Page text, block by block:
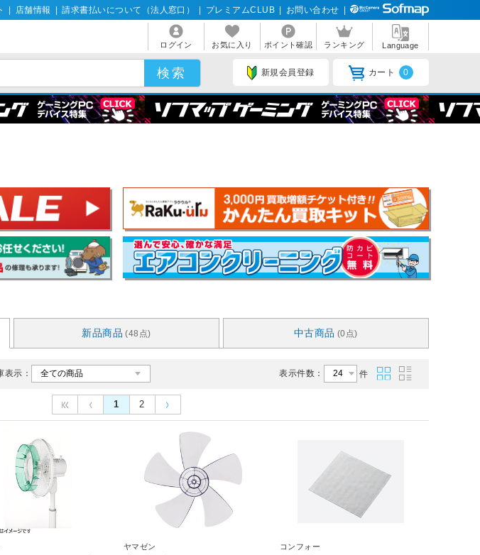
店舗情報 請求書払いについて（法人窓口） プレミアムCLUB お問い合わせ
ログイン お気に入り ポイント確認 ランキング Language
新規会員登録 カート 0
新品商品 (48点) 中古商品 (0点)
表示： 表示件数： 件
1 2
ヤマゼン コンフォー